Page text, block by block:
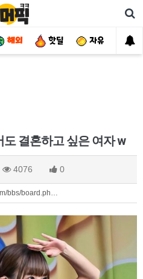
해외 핫딜 자유
도 결혼하고 싶은 여자 w
4076 0
bbs/board.ph…